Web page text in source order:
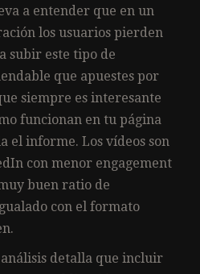
a entender que en un
los usuarios pierden
subir este tipo de
que apuestes por
siempre es interesante
funcionan en tu página
el informe. Los vídeos son
con menor engagement
buen ratio de
con el formato
análisis detalla que incluir